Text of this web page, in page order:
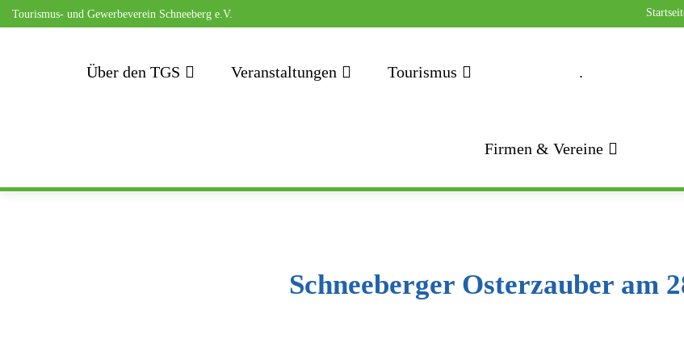
Tourismus- und Gewerbeverein Schneeberg e.V.
Über den TGS Veranstaltungen Tourismus .
Firmen & Vereine
Schneeberger Osterzauber am